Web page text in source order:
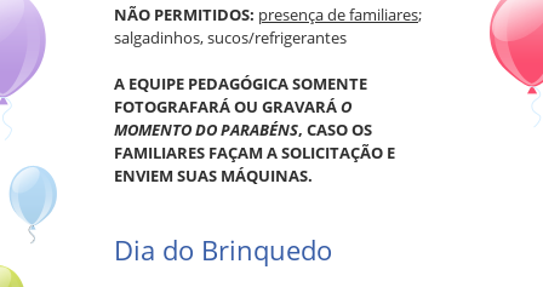
NÃO PERMITIDOS: presença de familiares;
salgadinhos, sucos/refrigerantes
A EQUIPE PEDAGÓGICA SOMENTE
FOTOGRAFARÁ OU GRAVARÁO
MOMENTO DO PARABÉNS, CASO OS
FAMILIARES FAÇAM A SOLICITAÇÃO E
ENVIEM SUAS MÁQUINAS.
Dia do Brinquedo